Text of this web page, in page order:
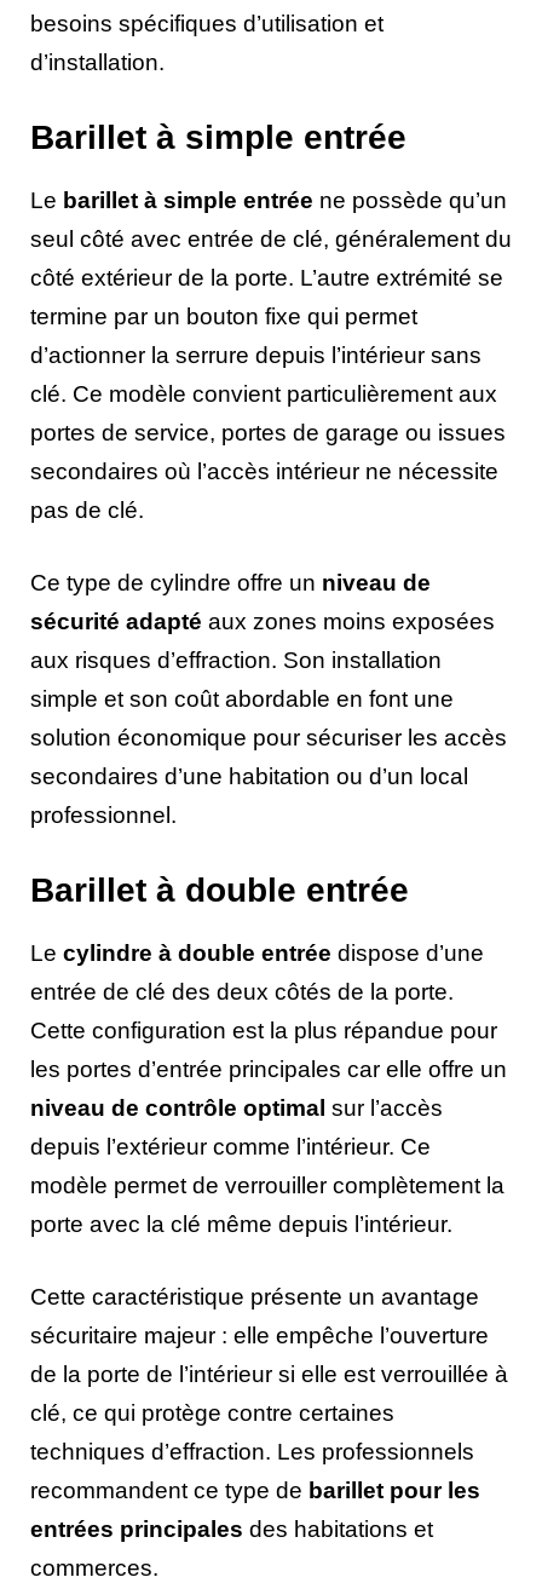
besoins spécifiques d’utilisation et
d’installation.
Barillet à simple entrée
Le barillet à simple entrée ne possède qu’un
seul côté avec entrée de clé, généralement du
côté extérieur de la porte. L’autre extrémité se
termine par un bouton fixe qui permet
d’actionner la serrure depuis l’intérieur sans
clé. Ce modèle convient particulièrement aux
portes de service, portes de garage ou issues
secondaires où l’accès intérieur ne nécessite
pas de clé.
Ce type de cylindre offre un niveau de
sécurité adapté aux zones moins exposées
aux risques d’effraction. Son installation
simple et son coût abordable en font une
solution économique pour sécuriser les accès
secondaires d’une habitation ou d’un local
professionnel.
Barillet à double entrée
Le cylindre à double entrée dispose d’une
entrée de clé des deux côtés de la porte.
Cette configuration est la plus répandue pour
les portes d’entrée principales car elle offre un
niveau de contrôle optimal sur l’accès
depuis l’extérieur comme l’intérieur. Ce
modèle permet de verrouiller complètement la
porte avec la clé même depuis l’intérieur.
Cette caractéristique présente un avantage
sécuritaire majeur : elle empêche l’ouverture
de la porte de l’intérieur si elle est verrouillée à
clé, ce qui protège contre certaines
techniques d’effraction. Les professionnels
recommandent ce type de barillet pour les
entrées principales des habitations et
commerces.